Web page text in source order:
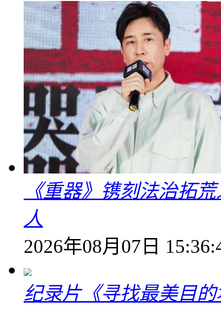
《重器》镌刻法治拓
人
2026年08月07日
纪录片《寻找最美目